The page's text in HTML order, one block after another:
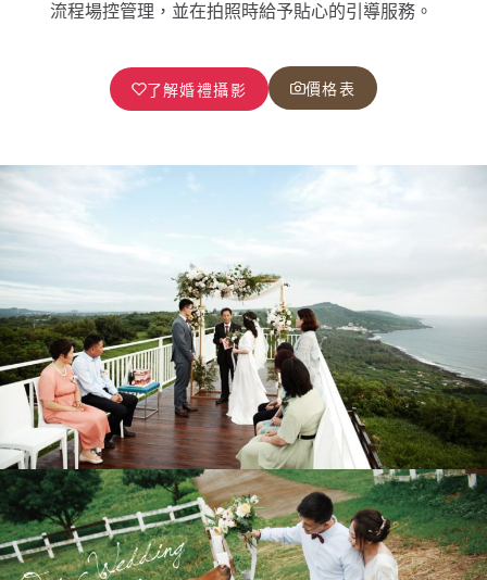
流程場控管理，並在拍照時給予貼心的引導服務。
了解婚禮攝影 價格表